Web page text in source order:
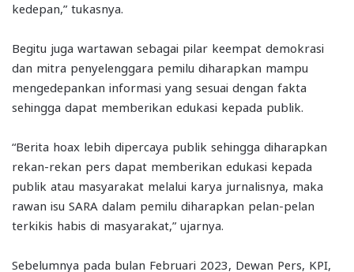
kedepan,” tukasnya.
Begitu juga wartawan sebagai pilar keempat demokrasi
dan mitra penyelenggara pemilu diharapkan mampu
mengedepankan informasi yang sesuai dengan fakta
sehingga dapat memberikan edukasi kepada publik.
“Berita hoax lebih dipercaya publik sehingga diharapkan
rekan-rekan pers dapat memberikan edukasi kepada
publik atau masyarakat melalui karya jurnalisnya, maka
rawan isu SARA dalam pemilu diharapkan pelan-pelan
terkikis habis di masyarakat,” ujarnya.
Sebelumnya pada bulan Februari 2023, Dewan Pers, KPI,